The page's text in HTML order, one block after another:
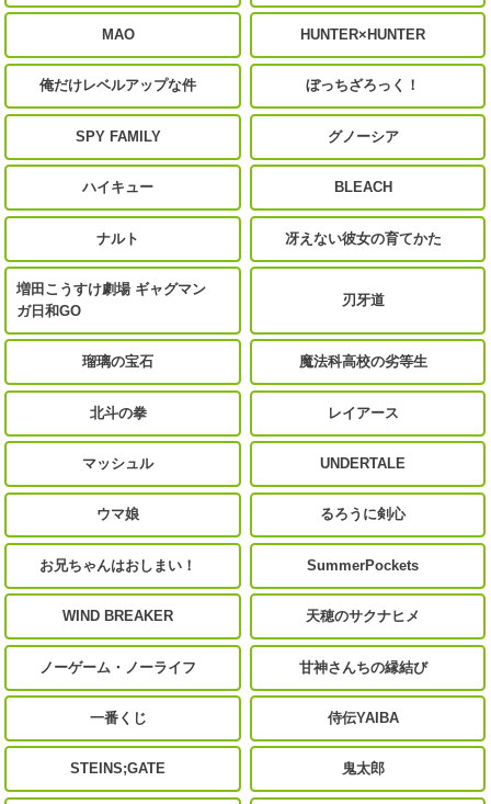
MAO HUNTER×HUNTER
俺だけレベルアップな件 ぼっちざろっく！
SPY FAMILY グノーシア
ハイキュー BLEACH
ナルト 冴えない彼女の育てかた
増田こうすけ劇場 ギャグマン
ガ日和GO
刃牙道
瑠璃の宝石 魔法科高校の劣等生
北斗の拳 レイアース
マッシュル UNDERTALE
ウマ娘 るろうに剣心
お兄ちゃんはおしまい！ SummerPockets
WIND BREAKER 天穂のサクナヒメ
ノーゲーム・ノーライフ 甘神さんちの縁結び
一番くじ 侍伝YAIBA
STEINS;GATE 鬼太郎